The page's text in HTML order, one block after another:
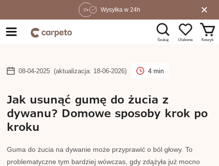
Wysyłka w 24h
Szukaj Ulubione Koszyk
08-04-2025 (aktualizacja: 18-06-2026) 4 min
Jak usunąć gumę do żucia z
dywanu? Domowe sposoby krok po
kroku
Guma do żucia na dywanie może przyprawić o ból głowy. To
problematyczne tym bardziej wówczas, gdy zdążyła już mocno